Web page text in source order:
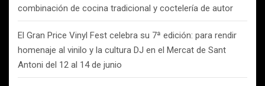
combinación de cocina tradicional y coctelería de autor
El Gran Price Vinyl Fest celebra su 7ª edición: para rendir
homenaje al vinilo y la cultura DJ en el Mercat de Sant
Antoni del 12 al 14 de junio